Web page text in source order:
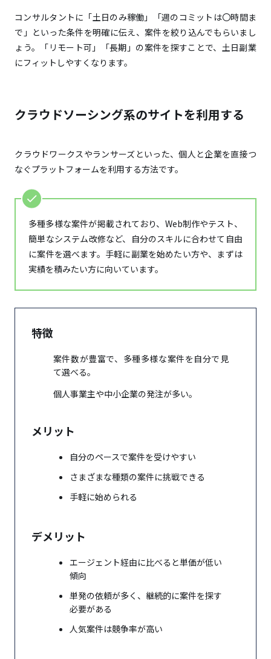
コンサルタントに「土日のみ稼働」「週のコミットは〇時間ま
で」といった条件を明確に伝え、案件を絞り込んでもらいまし
ょう。「リモート可」「長期」の案件を探すことで、土日副業
にフィットしやすくなります。
クラウドソーシング系のサイトを利用する
クラウドワークスやランサーズといった、個人と企業を直接つ
なぐプラットフォームを利用する方法です。
多種多様な案件が掲載されており、Web制作やテスト、
簡単なシステム改修など、自分のスキルに合わせて自由
に案件を選べます。手軽に副業を始めたい方や、まずは
実績を積みたい方に向いています。
特徴
案件数が豊富で、多種多様な案件を自分で見
て選べる。
個人事業主や中小企業の発注が多い。
メリット
自分のペースで案件を受けやすい
さまざまな種類の案件に挑戦できる
手軽に始められる
デメリット
エージェント経由に比べると単価が低い
傾向
単発の依頼が多く、継続的に案件を探す
必要がある
人気案件は競争率が高い